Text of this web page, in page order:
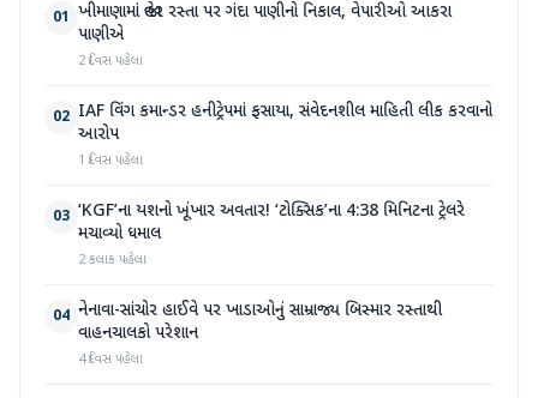
01 ખીમાણામાં જાહેર રસ્તા પર ગંદા પાણીનો નિકાલ, વેપારીઓ આકરા
પાણીએ
2 દિવસ પહેલા
02 IAF વિંગ કમાન્ડર હનીટ્રેપમાં ફસાયા, સંવેદનશીલ માહિતી લીક કરવાનો
આરોપ
1 દિવસ પહેલા
03 ‘KGF’ના યશનો ખૂંખાર અવતાર! ‘ટોક્સિક’ના 4:38 મિનિટના ટ્રેલરે
મચાવ્યો ધમાલ
2 કલાક પહેલા
04 નેનાવા-સાંચોર હાઈવે પર ખાડાઓનું સામ્રાજ્ય બિસ્માર રસ્તાથી
વાહનચાલકો પરેશાન
4 દિવસ પહેલા